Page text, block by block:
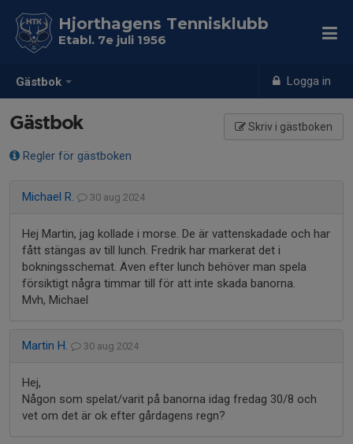
Gästbok Logga in
Hjorthagens Tennisklubb
Etabl. 7e juli 1956
Gästbok Skriv i gästboken
Regler för gästboken
Michael R. 30 aug 2024
Hej Martin, jag kollade i morse. De är vattenskadade och har
fått stängas av till lunch. Fredrik har markerat det i
bokningsschemat. Även efter lunch behöver man spela
försiktigt några timmar till för att inte skada banorna.
Mvh, Michael
Martin H. 30 aug 2024
Hej,
Någon som spelat/varit på banorna idag fredag 30/8 och
vet om det är ok efter gårdagens regn?